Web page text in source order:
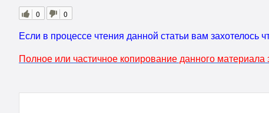
0
0
Если в процессе чтения данной статьи вам захотелось
Полное или частичное копирование данного материала